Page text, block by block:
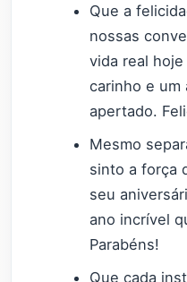
Que a
nossas
vida real
carinho e um
apertado.
Mesmo
sinto a força
seu
ano incrível
Parabéns!
Que cada